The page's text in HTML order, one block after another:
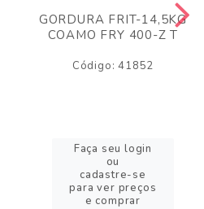
GORDURA FRIT-14,5KG
COAMO FRY 400-Z T
Código: 41852
Faça seu login
ou
cadastre-se
para ver preços
e comprar